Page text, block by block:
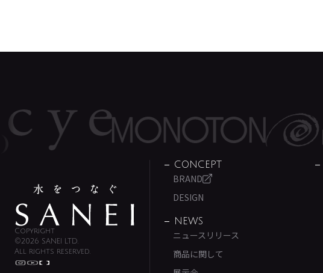
Copyright
©2026 SANEI LTD.
All rights reserved.
CONCEPT
BRAND
DESIGN
NEWS
ニュースリリース
商品に関して